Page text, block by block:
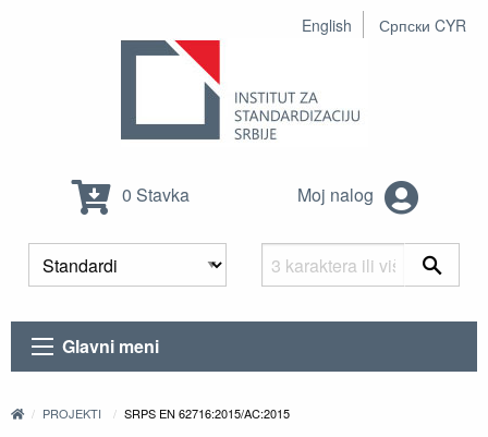
English Српски CYR
0 Stavka Moj nalog
Glavni meni
PROJEKTI SRPS EN 62716:2015/AC:2015